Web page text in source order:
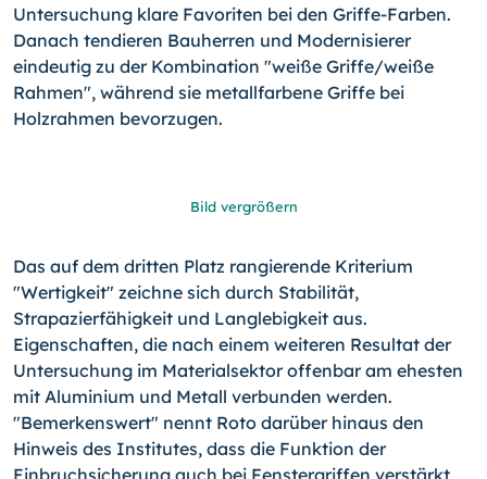
Untersuchung klare Favoriten bei den Griffe-Farben.
Danach tendieren Bauherren und Modernisierer
eindeutig zu der Kombination "weiße Griffe/weiße
Rahmen", während sie metallfarbene Griffe bei
Holzrahmen bevorzugen.
Bild vergrößern
Das auf dem dritten Platz rangierende Kriterium
"Wertigkeit" zeichne sich durch Stabilität,
Strapazierfähigkeit und Langlebigkeit aus.
Eigenschaften, die nach einem weiteren Resultat der
Untersuchung im Materialsektor offenbar am ehesten
mit Aluminium und Metall verbunden werden.
"Bemerkenswert" nennt Roto darüber hinaus den
Hinweis des Institutes, dass die Funktion der
Einbruchsicherung auch bei Fenstergriffen verstärkt